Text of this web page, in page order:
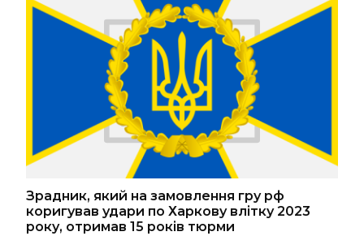
Зрадник, який на замовлення гру рф
коригував удари по Харкову влітку 2023
року, отримав 15 років тюрми